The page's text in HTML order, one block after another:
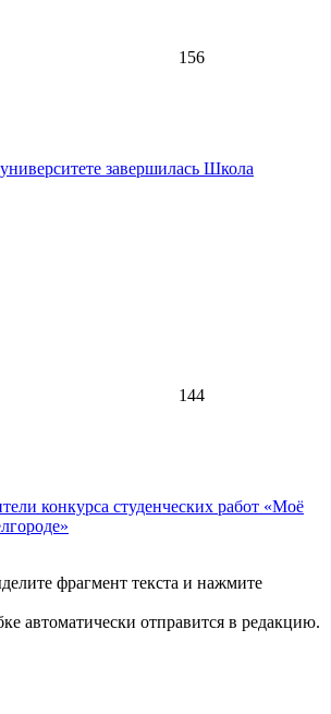
156
завершилась Школа
144
конкурса студенческих работ «Моё
фрагмент текста и нажмите
автоматически отправится в редакцию.